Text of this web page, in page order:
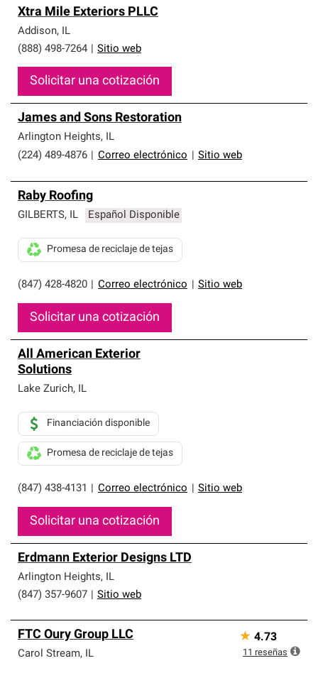
Xtra Mile Exteriors PLLC
Addison, IL
(888) 498-7264
Sitio web
Solicitar una cotización
James and Sons Restoration
Arlington Heights, IL
(224) 489-4876
Correo electrónico Sitio web
Raby Roofing
GILBERTS, IL Español Disponible
(847) 428-4820 Correo electrónico Sitio web
Promesa de reciclaje de tejas
Solicitar una cotización
All American Exterior
Solutions
Lake Zurich, IL
(847) 438-4131 Correo electrónico Sitio web
Financiación disponible
Promesa de reciclaje de tejas
Solicitar una cotización
Erdmann Exterior Designs LTD
Arlington Heights, IL
(847) 357-9607
Sitio web
FTC Oury Group LLC
Carol Stream, IL
★ 4.73
11 reseñas